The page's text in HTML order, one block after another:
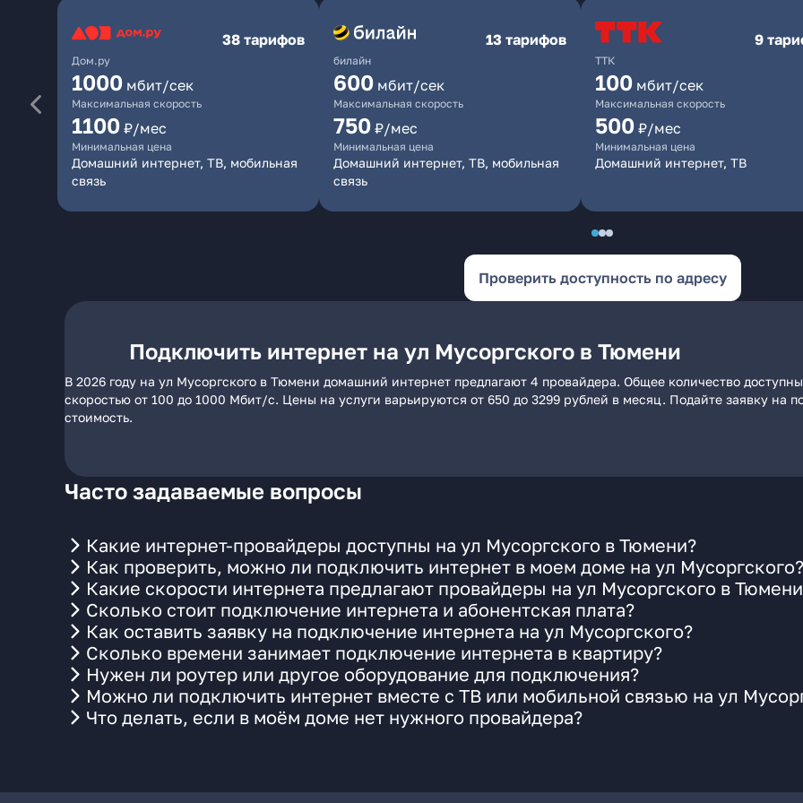
Дом.ру
38 тарифов
1000 мбит/сек
Максимальная скорость
1100 ₽/мес
Минимальная цена
Домашний интернет, ТВ, мобильная
связь
билайн
13 тарифов
600 мбит/сек
Максимальная скорость
750 ₽/мес
Минимальная цена
Домашний интернет, ТВ, мобильная
связь
ТТК
9
100 мбит/сек
Максимальная скорость
500 ₽/мес
Минимальная цена
Домашний интернет, ТВ
Проверить доступность по адресу
Подключить интернет на ул Мусоргского в Тюмени
В 2026 году на ул Мусоргского в Тюмени домашний интернет предлагают 4 провайдера. Общее количество
скоростью от 100 до 1000 Мбит/с. Цены на услуги варьируются от 650 до 3299 рублей в месяц. Подайте заявку на
стоимость.
Часто задаваемые вопросы
Какие интернет-провайдеры доступны на ул Мусоргского в Тюмени?
Как проверить, можно ли подключить интернет в моем доме на ул Мусоргского?
Какие скорости интернета предлагают провайдеры на ул Мусоргского в
Сколько стоит подключение интернета и абонентская плата?
Как оставить заявку на подключение интернета на ул Мусоргского?
Сколько времени занимает подключение интернета в квартиру?
Нужен ли роутер или другое оборудование для подключения?
Можно ли подключить интернет вместе с ТВ или мобильной связью на ул
Что делать, если в моём доме нет нужного провайдера?